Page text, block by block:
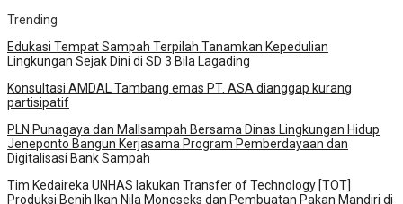
Trending
Edukasi Tempat Sampah Terpilah Tanamkan Kepedulian
Lingkungan Sejak Dini di SD 3 Bila Lagading
Konsultasi AMDAL Tambang emas PT. ASA dianggap kurang
partisipatif
PLN Punagaya dan Mallsampah Bersama Dinas Lingkungan Hidup
Jeneponto Bangun Kerjasama Program Pemberdayaan dan
Digitalisasi Bank Sampah
Tim Kedaireka UNHAS lakukan Transfer of Technology [TOT]
Produksi Benih Ikan Nila Monoseks dan Pembuatan Pakan Mandiri di